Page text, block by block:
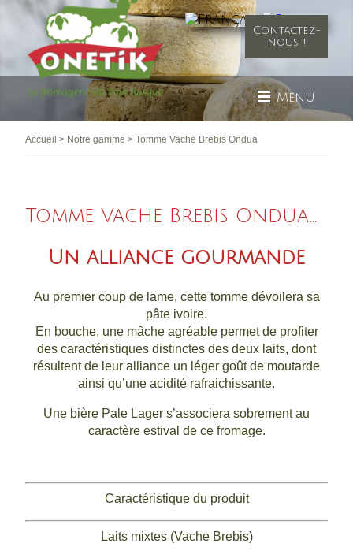
Menu
Contactez-
nous !
Accueil > Notre gamme > Tomme Vache Brebis Ondua
Tomme Vache Brebis Ondua...
Un alliance gourmande
Au premier coup de lame, cette tomme dévoilera sa
pâte ivoire.
En bouche, une mâche agréable permet de profiter
des caractéristiques distinctes des deux laits, dont
résultent de leur alliance un léger goût de moutarde
ainsi qu’une acidité rafraichissante.
Une bière Pale Lager s’associera sobrement au
caractère estival de ce fromage.
Caractéristique du produit
Laits mixtes (Vache Brebis)